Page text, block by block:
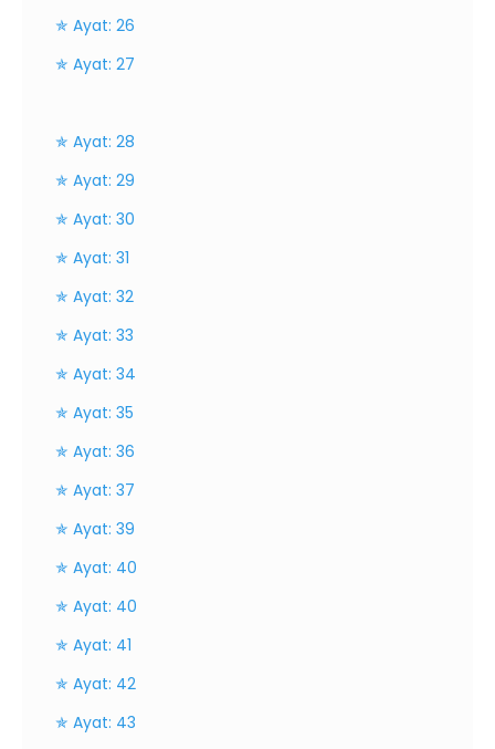
✯ Ayat: 26
✯ Ayat: 27
✯ Ayat: 28
✯ Ayat: 29
✯ Ayat: 30
✯ Ayat: 31
✯ Ayat: 32
✯ Ayat: 33
✯ Ayat: 34
✯ Ayat: 35
✯ Ayat: 36
✯ Ayat: 37
✯ Ayat: 39
✯ Ayat: 40
✯ Ayat: 40
✯ Ayat: 41
✯ Ayat: 42
✯ Ayat: 43